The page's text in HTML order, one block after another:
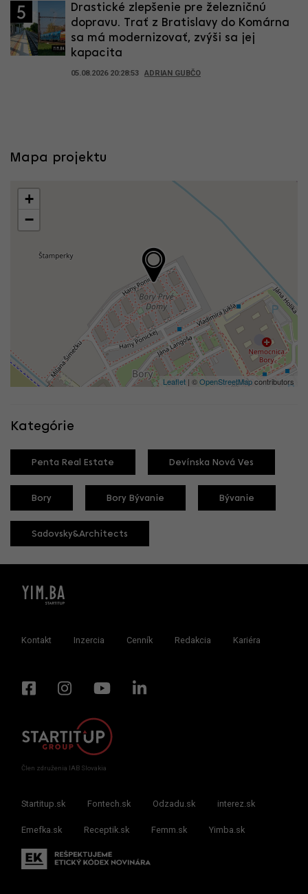
5
Drastické zlepšenie pre železničnú
dopravu. Trať z Bratislavy do Komárna
sa má modernizovať, zvýši sa jej
kapacita
05.08.2026 20:28:53 ADRIAN GUBČO
Mapa projektu
+
−
Leaflet | ©OpenStreetMapcontributors
Kategórie
Penta Real Estate Devínska Nová Ves
Bory Bory Bývanie Bývanie
Sadovsky&Architects
Kontakt Inzercia Cenník Redakcia Kariéra
Člen združenia IAB Slovakia
Startitup.sk Fontech.sk Odzadu.sk interez.sk
Emefka.sk Receptik.sk Femm.sk Yimba.sk